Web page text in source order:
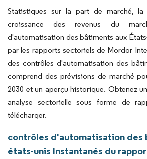
Statistiques sur la part de marché,
croissance des revenus du
d'automatisation des bâtiments aux
par les rapports sectoriels de Mordor
des contrôles d'automatisation des
comprend des prévisions de marché
2030 et un aperçu historique. Obtenez
analyse sectorielle sous forme de
télécharger.
contrôles d'automatisation des
états-unis Instantanés du